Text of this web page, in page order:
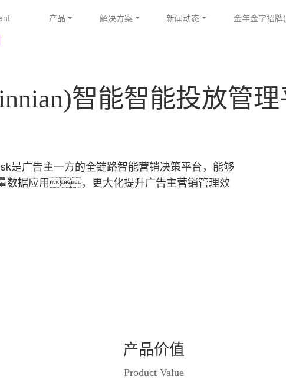
产品 解决方案 新闻动态 金年金字招牌
智能智能投放管理
是广告主一方的全链路智能营销决策平台，能够
据应用，更大化提升广告主营销管理效
产品价值
Product Value